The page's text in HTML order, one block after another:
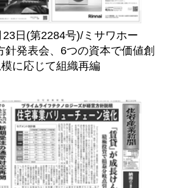
23日(第2284号)/ミサワホー
針発表会、6つの資本で価値創
に応じて組織再編